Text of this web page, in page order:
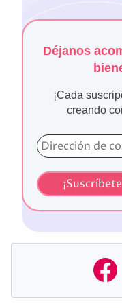
Déjanos
¡Cada
creando